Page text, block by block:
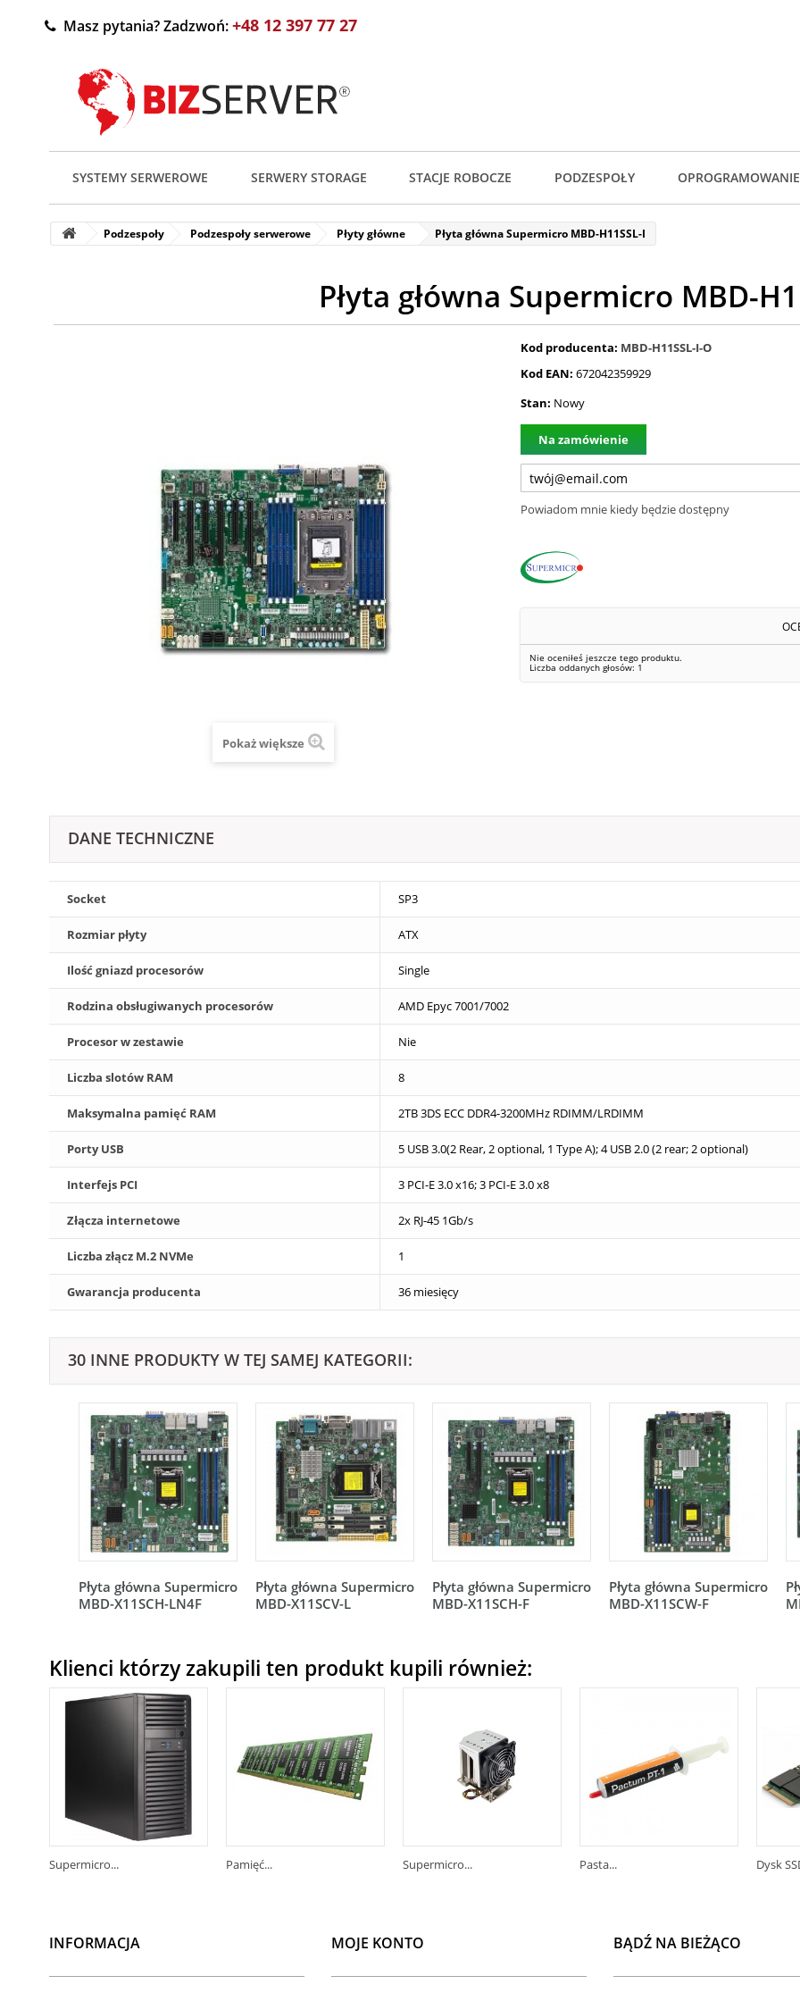
Masz pytania? Zadzwoń:+48 12 397 77 27
SYSTEMY SERWEROWE SERWERY STORAGE STACJE ROBOCZE PODZESPOŁY OPROGRAMOWANIE
Podzespoły Podzespoły serwerowe Płyty główne Płyta główna Supermicro MBD-H11SSL-I
Płyta główna Supermicro MBD-
Pokaż większe
Kod producenta: MBD-H11SSL-I-O
Kod EAN: 672042359929
Stan: Nowy
Na zamówienie
Powiadom mnie kiedy będzie dostępny
Nie oceniłeś jeszcze tego produktu.
Liczba oddanych głosów: 1
DANE TECHNICZNE
Socket SP3
Rozmiar płyty ATX
Ilość gniazd procesorów Single
Rodzina obsługiwanych procesorów AMD Epyc 7001/7002
Procesor w zestawie Nie
Liczba slotów RAM 8
Maksymalna pamięć RAM 2TB 3DS ECC DDR4-3200MHz RDIMM/LRDIMM
Porty USB 5 USB 3.0(2 Rear, 2 optional, 1 Type A); 4 USB 2.0 (2 rear; 2 optional)
Interfejs PCI 3 PCI-E 3.0 x16; 3 PCI-E 3.0 x8
Złącza internetowe 2x RJ-45 1Gb/s
Liczba złącz M.2 NVMe 1
Gwarancja producenta 36 miesięcy
30 INNE PRODUKTY W TEJ SAMEJ KATEGORII:
Płyta główna Supermicro
MBD-X11SCH-LN4F
Płyta główna Supermicro
MBD-X11SCV-L
Płyta główna Supermicro
MBD-X11SCH-F
Płyta główna Supermicro
MBD-X11SCW-F
Klienci którzy zakupili ten produkt kupili również:
Supermicro... Pamięć... Supermicro... Pasta... Dysk
INFORMACJA MOJE KONTO BĄDŹ NA BIEŻĄCO